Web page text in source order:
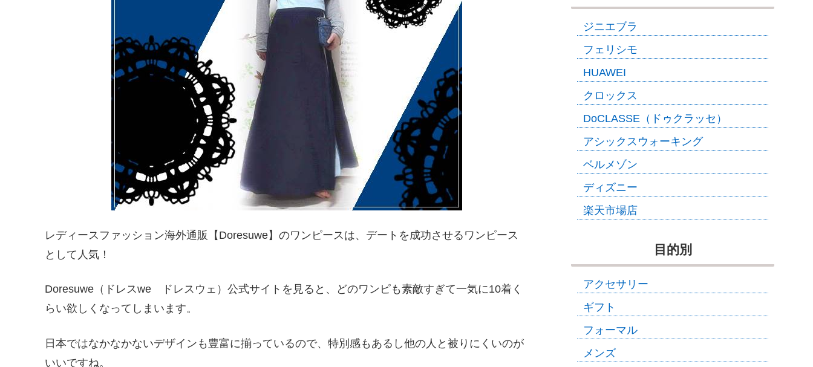
レディースファッション海外通販【Doresuwe】のワンピースは、デートを成功させるワンピース
として人気！
Doresuwe（ドレスwe ドレスウェ）公式サイトを見ると、どのワンピも素敵すぎて一気に10着く
らい欲しくなってしまいます。
日本ではなかなかないデザインも豊富に揃っているので、特別感もあるし他の人と被りにくいのが
いいですね。
ジニエブラ
フェリシモ
HUAWEI
クロックス
DoCLASSE（ドゥクラッセ）
アシックスウォーキング
ベルメゾン
ディズニー
楽天市場店
目的別
アクセサリー
ギフト
フォーマル
メンズ